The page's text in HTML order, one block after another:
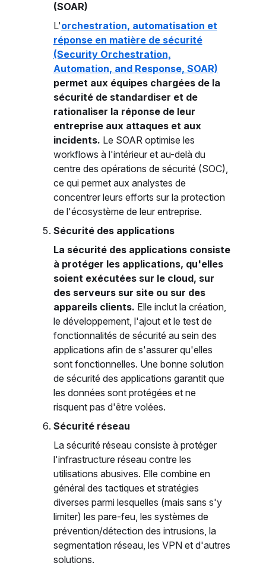
(SOAR)
L'orchestration, automatisation et
réponse en matière de sécurité
(Security Orchestration,
Automation, and Response, SOAR)
permet aux équipes chargées de la
sécurité de standardiser et de
rationaliser la réponse de leur
entreprise aux attaques et aux
incidents. Le SOAR optimise les
workflows à l'intérieur et au-delà du
centre des opérations de sécurité (SOC),
ce qui permet aux analystes de
concentrer leurs efforts sur la protection
de l'écosystème de leur entreprise.
Sécurité des applications
La sécurité des applications consiste
à protéger les applications, qu'elles
soient exécutées sur le cloud, sur
des serveurs sur site ou sur des
appareils clients. Elle inclut la création,
le développement, l'ajout et le test de
fonctionnalités de sécurité au sein des
applications afin de s'assurer qu'elles
sont fonctionnelles. Une bonne solution
de sécurité des applications garantit que
les données sont protégées et ne
risquent pas d'être volées.
Sécurité réseau
La sécurité réseau consiste à protéger
l'infrastructure réseau contre les
utilisations abusives. Elle combine en
général des tactiques et stratégies
diverses parmi lesquelles (mais sans s'y
limiter) les pare-feu, les systèmes de
prévention/détection des intrusions, la
segmentation réseau, les VPN et d'autres
solutions.